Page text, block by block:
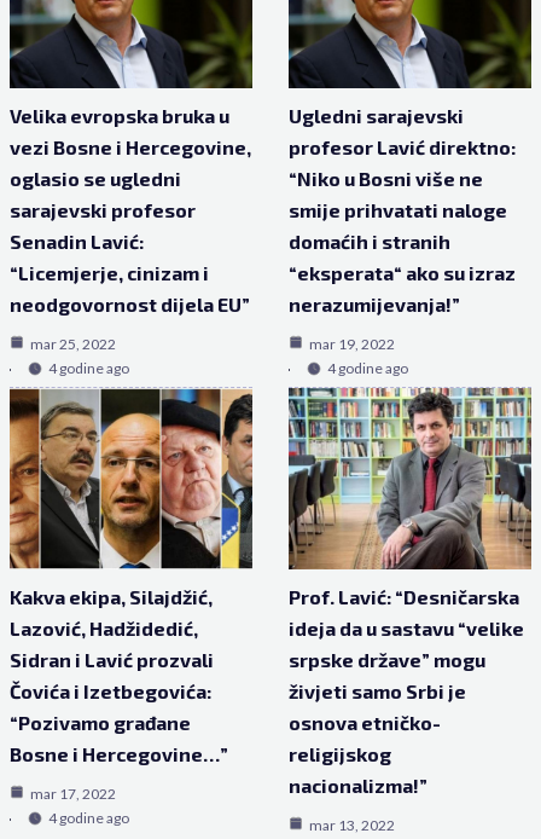
Velika evropska bruka u
vezi Bosne i Hercegovine,
oglasio se ugledni
sarajevski profesor
Senadin Lavić:
“Licemjerje, cinizam i
neodgovornost dijela EU”
mar 25, 2022
4 godine ago
Ugledni sarajevski
profesor Lavić direktno:
“Niko u Bosni više ne
smije prihvatati naloge
domaćih i stranih
“eksperata“ ako su izraz
nerazumijevanja!”
mar 19, 2022
4 godine ago
Kakva ekipa, Silajdžić,
Lazović, Hadžidedić,
Sidran i Lavić prozvali
Čovića i Izetbegovića:
“Pozivamo građane
Bosne i Hercegovine…”
mar 17, 2022
4 godine ago
Prof. Lavić: “Desničarska
ideja da u sastavu “velike
srpske države” mogu
živjeti samo Srbi je
osnova etničko-
religijskog
nacionalizma!”
mar 13, 2022